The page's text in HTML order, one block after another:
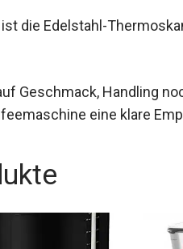
die Edelstahl-
Geschmack, Handling
eine klare